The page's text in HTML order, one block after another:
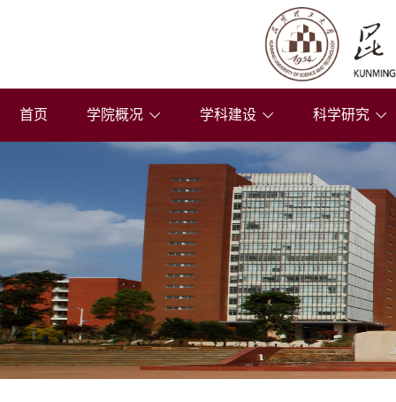
首页 学院概况 学科建设 科学研究